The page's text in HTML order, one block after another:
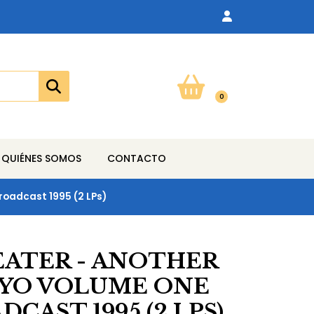
0
QUIÉNES SOMOS CONTACTO
1995 (2 LPs)
- ANOTHER
VOLUME ONE